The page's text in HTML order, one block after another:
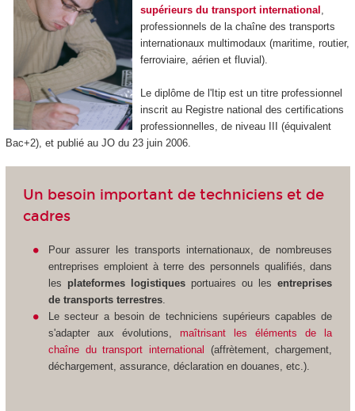
supérieurs du transport international
professionnels de la chaîne des transports
internationaux multimodaux (maritime, routier,
ferroviaire, aérien et fluvial).
Le diplôme de l'Itip est un titre professionnel
inscrit au Registre national des certifications
professionnelles, de niveau III (équivalent
Bac+2), et publié au JO du 23 juin 2006.
Un besoin important de techniciens et de
cadres
Pour assurer les transports internationaux, de nombreuses
entreprises emploient à terre des personnels qualifiés, dans
les plateformes logistiques portuaires ou lesentreprises
de transports terrestres
Le secteur a besoin de techniciens supérieurs capables de
s'adapter aux évolutions, maîtrisant les éléments de la
chaîne du transport international (affrètement, chargement,
déchargement, assurance, déclaration en douanes, etc.).